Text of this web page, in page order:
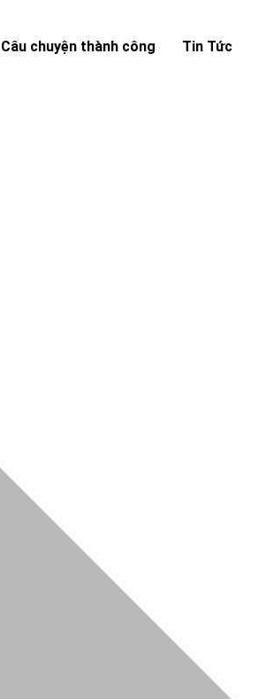
Câu chuyện thành công Tin Tức